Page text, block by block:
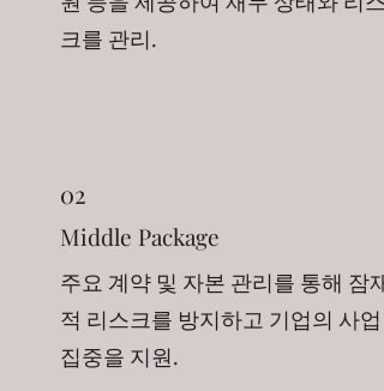
크를 관리.
02
Middle Package
주요 계약 및 자본 관리를 통해 잠재
적 리스크를 방지하고 기업의 사업
집중을 지원.